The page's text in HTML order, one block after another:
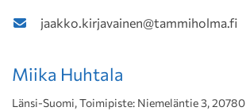
jaakko.kirjavainen@tammiholma.fi
Miika Huhtala
Länsi-Suomi, Toimipiste: Niemeläntie 3, 20780